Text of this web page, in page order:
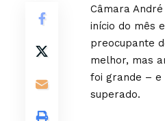
Câmara
início do mês
preocupante
melhor, mas
foi grande –
superado.